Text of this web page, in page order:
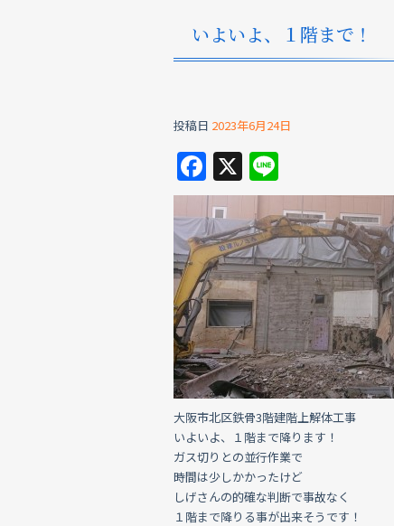
いよいよ、１階まで！
投稿日 2023年6月24日
F
a
c
e
b
o
o
k
X
n
e
大阪市北区鉄骨3階建階上解体工事
いよいよ、１階まで降ります！
ガス切りとの並行作業で
時間は少しかかったけど
しげさんの的確な判断で事故なく
１階まで降りる事が出来そうです！